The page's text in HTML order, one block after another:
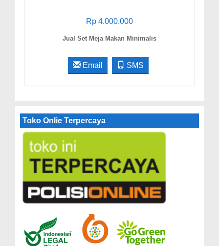
Rp 4.000.000
Jual Set Meja Makan Minimalis
Email SMS
Toko Onlie Terpercaya